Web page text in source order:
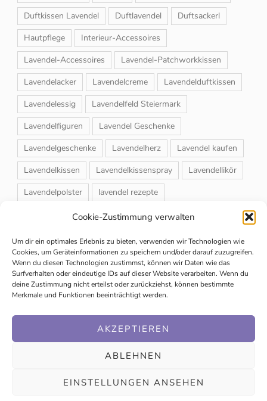
Cookie-Zustimmung verwalten
Um dir ein optimales Erlebnis zu bieten, verwenden wir Technologien wie
Cookies, um Geräteinformationen zu speichern und/oder darauf zuzugreifen.
Wenn du diesen Technologien zustimmst, können wir Daten wie das
Surfverhalten oder eindeutige IDs auf dieser Website verarbeiten. Wenn du
deine Zustimmung nicht erteilst oder zurückziehst, können bestimmte
Merkmale und Funktionen beeinträchtigt werden.
AKZEPTIEREN
ABLEHNEN
EINSTELLUNGEN ANSEHEN
Duftkissen Lavendel
Duftlavendel
Duftsackerl
Hautpflege
Interieur-Accessoires
Lavendel-Accessoires
Lavendel-Patchworkkissen
Lavendelacker
Lavendelcreme
Lavendelduftkissen
Lavendelessig
Lavendelfeld Steiermark
Lavendelfiguren
Lavendel Geschenke
Lavendelgeschenke
Lavendelherz
Lavendel kaufen
Lavendelkissen
Lavendelkissenspray
Lavendellikör
Lavendelpolster
lavendel rezepte
Lavendelrosmarin Creme
Lavendelsackerl
Lavendelsirup
Lavendelstrauß
Lavendeltee
Lavendeltiere
lavendel und rosen
Magnet-Duftsackerl
Naturheilmittel
Naturkosmetik
Speiselavendel